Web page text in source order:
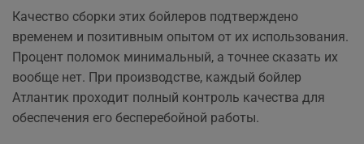
Качество сборки этих бойлеров подтверждено
временем и позитивным опытом от их использования.
Процент поломок минимальный, а точнее сказать их
вообще нет. При производстве, каждый бойлер
Атлантик проходит полный контроль качества для
обеспечения его бесперебойной работы.